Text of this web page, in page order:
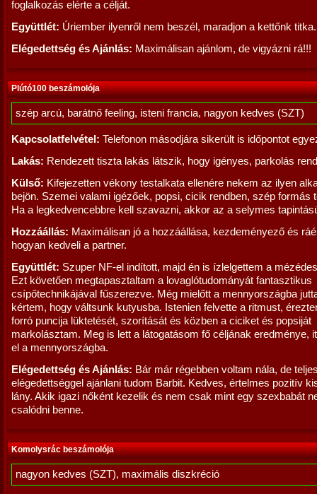
foglalkozás elérte a célját.
Együttlét: Úriember ilyenről nem beszél, maradjon a kettőnk titka.
Elégedettség és Ajánlás: Maximálisan ajánlom, de vigyázni rá!!!
Plútó100 beszámolója
szép arcú, barátnő feeling, isteni francia, nagyon kedves (SZT)
Kapcsolatfelvétel: Telefonon másodjára sikerült is időpontot
Lakás: Rendezett tiszta lakás látszik, hogy igényes, parkolás
Külső: Kifejezetten vékony testalkata ellenére nekem az ilyen
bejön. Szemei valami igézőek, popsi, cicik rendben, szép formás
Ha a legkedvencebbre kell szavazni, akkor az a selymes
Hozzáállás: Maximálisan jó a hozzáállása, kezdeményező és
hogyan kedveli a partner.
Együttlét: Szuper NF-el indított, majd én is ízlelgettem a
Ezt követően megtapasztaltam a lovaglótudományát fantasztikus
csípőtechnikájával fűszerezve. Még mielőtt a mennyországba
kértem, hogy váltsunk kutyusba. Istenien felvette a ritmust,
forró puncija lüktetését, szorítását és közben a ciciket és popsiját
markolásztam. Meg is lett a látogatásom fő céljának eredménye,
el a mennyországba.
Elégedettség és Ajánlás: Bár már régebben voltam nála, de
elégedettséggel ajánlani tudom Barbit. Kedves, értelmes pozitív
lány. Akik igazi nőként kezelik és nem csak mint egy szexbabát
csalódni benne.
Komolysrác beszámolója
nagyon kedves (SZT), maximális diszkréció